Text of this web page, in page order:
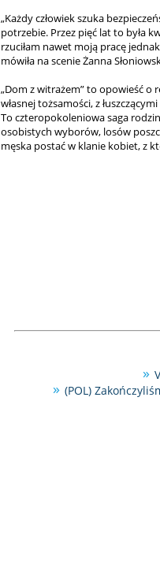
„Każdy człowiek szuka
potrzebie. Przez pięć lat to była
rzuciłam nawet moją pracę
mówiła na scenie Żanna
„Dom z witrażem” to opowieść o
własnej tożsamości, z
To czteropokoleniowa saga
osobistych wyborów, losów
męska postać w klanie kobiet, z
(POL)